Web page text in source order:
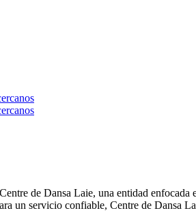
de Dansa Laie, una entidad
un servicio confiable, Centre de Dansa